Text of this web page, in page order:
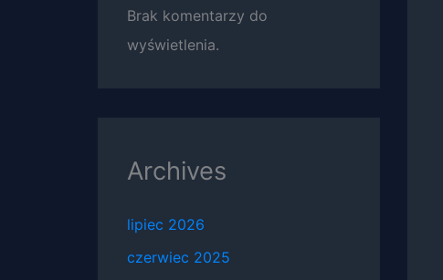
Brak komentarzy do
wyświetlenia.
Archives
lipiec 2026
czerwiec 2025